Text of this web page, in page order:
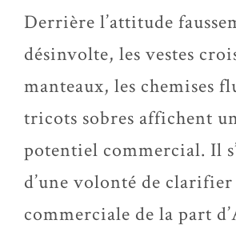
Derrière l’attitude
désinvolte, les vestes
manteaux, les chemises
tricots sobres affichent
potentiel commercial. Il
d’une volonté de clarifier
commerciale de la part